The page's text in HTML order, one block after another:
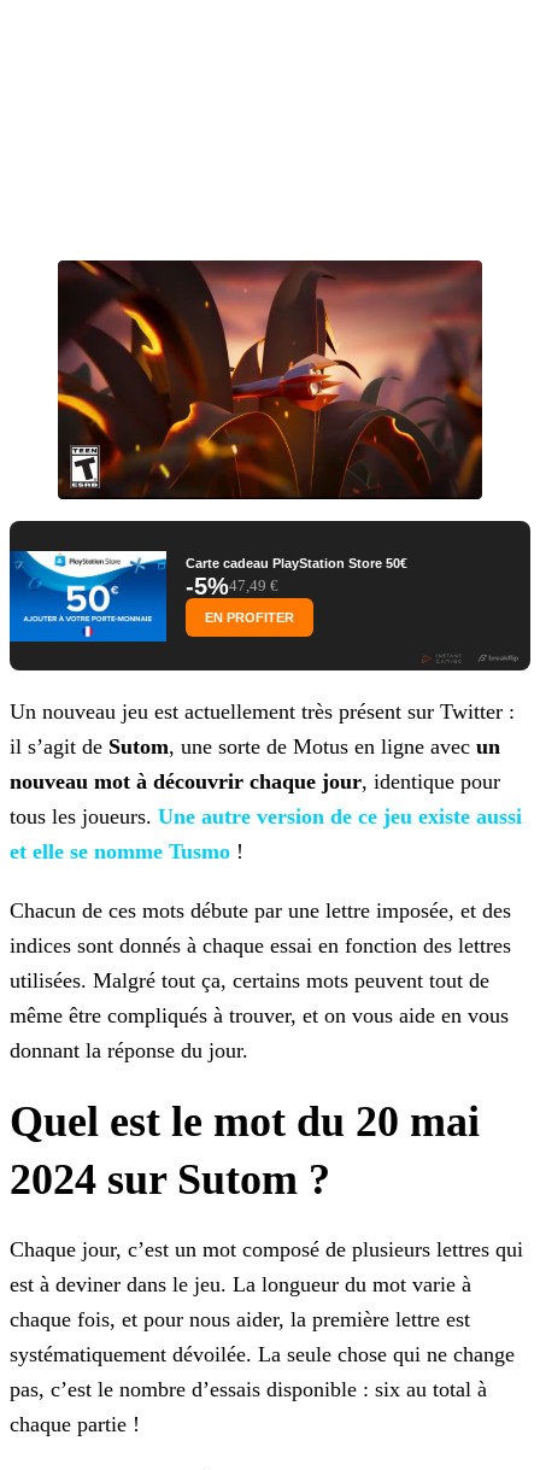
Carte cadeau PlayStation Store 50€
-5%47,49 €
EN PROFITER
Un nouveau jeu est actuellement très présent sur Twitter :
il s’agit de Sutom, une sorte de Motus en ligne avec un
nouveau mot à découvrir chaque jour, identique pour
tous les joueurs. Une autre version de ce jeu existe aussi
et elle se nomme Tusmo !
Chacun de ces mots débute par une lettre imposée, et des
indices sont donnés à chaque essai en fonction des lettres
utilisées. Malgré tout ça, certains mots peuvent tout de
même être compliqués à trouver, et on vous aide en vous
donnant la réponse du jour.
Quel est le mot du 20 mai
2024 sur Sutom ?
Chaque jour, c’est un mot composé de plusieurs lettres qui
est à deviner dans le jeu. La longueur du mot varie à
chaque fois, et pour nous aider, la première lettre est
systématiquement dévoilée. La seule chose qui ne change
pas, c’est le nombre d’essais disponible : six au total à
chaque partie !